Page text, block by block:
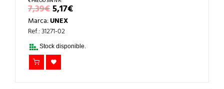
7,39€EL
PRECIO
ORIGINAL
ERA:
7,39€.
5,17€EL
PRECIO
5,17€.
Marca:UNEX
Ref.: 31271-02
Stock disponible.